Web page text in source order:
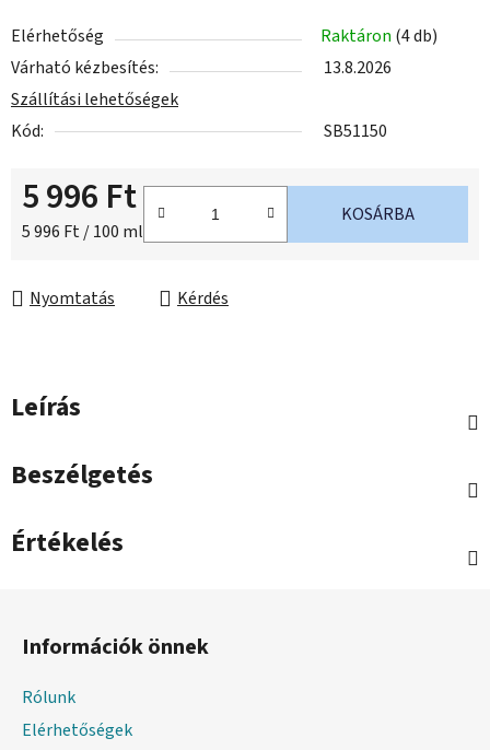
Elérhetőség Raktáron (4 db)
Várható kézbesítés:
13.8.2026
Szállítási lehetőségek
Kód:
SB51150
5 996 Ft
Egységár:
5 996 Ft / 100 ml
KOSÁRBA
Nyomtatás Kérdés
Leírás
Beszélgetés
Értékelés
Információk önnek
Rólunk
Elérhetőségek